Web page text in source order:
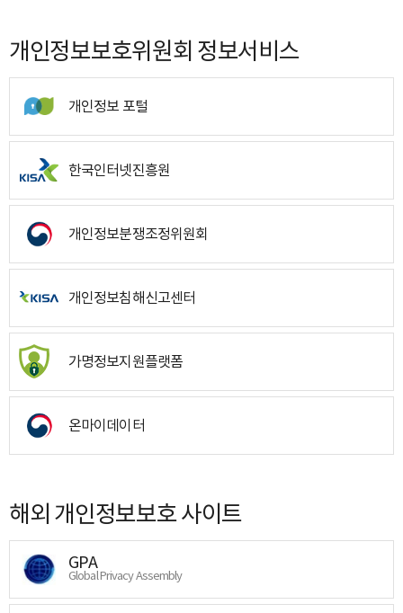
개인정보보호위원회 정보서비스
개인정보 포털
한국인터넷진흥원
개인정보분쟁조정위원회
개인정보침해신고센터
가명정보지원플랫폼
온마이데이터
해외 개인정보보호 사이트
GPA
Global Privacy Assembly